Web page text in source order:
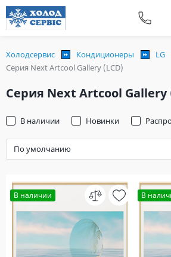
Холодсервис Кондиционеры
LG
Серия Next Artcool Gallery (LCD)
Серия Next Artcool Gallery
В наличии Новинки
В наличии В